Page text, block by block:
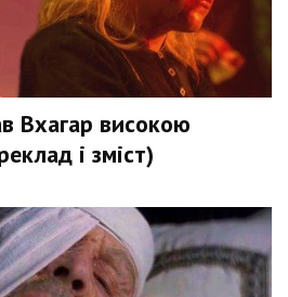
Вхагар високою
і зміст)